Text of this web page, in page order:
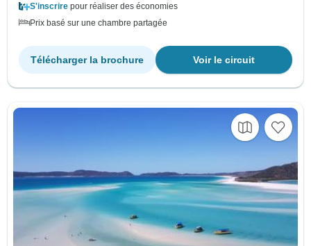
S'inscrire pour réaliser des économies
Prix basé sur une chambre partagée
Voir le circuit
Télécharger la brochure